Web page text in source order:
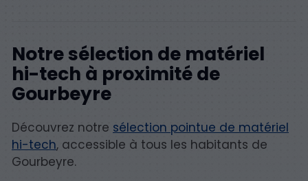
Notre sélection de matériel
hi-tech à proximité de
Gourbeyre
Découvrez notre sélection pointue de matériel
hi-tech, accessible à tous les habitants de
Gourbeyre.